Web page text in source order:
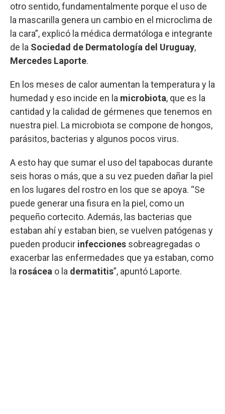
otro sentido, fundamentalmente porque el uso de
la mascarilla genera un cambio en el microclima de
la cara”, explicó la médica dermatóloga e integrante
de la Sociedad de Dermatología del Uruguay,
Mercedes Laporte.
En los meses de calor aumentan la temperatura y la
humedad y eso incide en la microbiota, que es la
cantidad y la calidad de gérmenes que tenemos en
nuestra piel. La microbiota se compone de hongos,
parásitos, bacterias y algunos pocos virus.
A esto hay que sumar el uso del tapabocas durante
seis horas o más, que a su vez pueden dañar la piel
en los lugares del rostro en los que se apoya. “Se
puede generar una fisura en la piel, como un
pequeño cortecito. Además, las bacterias que
estaban ahí y estaban bien, se vuelven patógenas y
pueden producir infecciones sobreagregadas o
exacerbar las enfermedades que ya estaban, como
la rosácea o la dermatitis”, apuntó Laporte.